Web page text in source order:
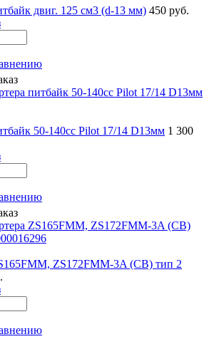
двиг. 125 см3 (d-13 мм) 450 руб.
50-140сс Pilot 17/14 D13мм 1 300
ZS172FMM-3A (CB) тип 2